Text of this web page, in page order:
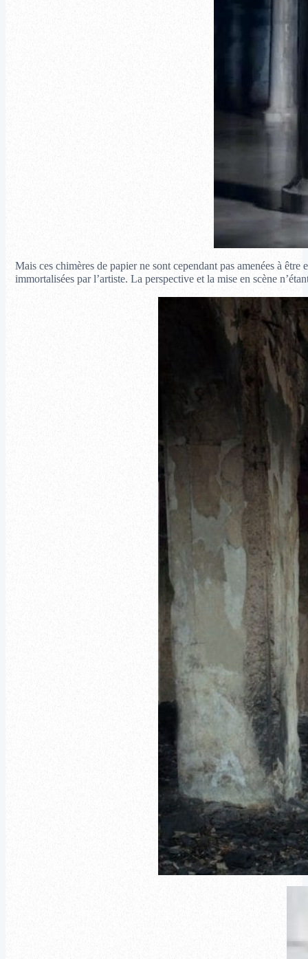
Mais ces chimères de papier ne sont cependant pas amenées à
immortalisées par l’artiste. La perspective et la mise en scène